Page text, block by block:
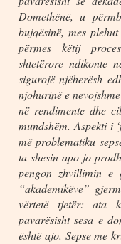
Domethënë, u
bujqësinë, mes
përmes këtij
shtetërore ndikonte
sigurojë njëherësh
njohurinë e
në rendimente dhe
mundshëm. Aspekti i
më problematiku
ta shesin apo jo
pengon zhvillimin e
“akademikëve”
vërtetë tjetër: ata
pavarësisht sesa e
është ajo. Sepse me